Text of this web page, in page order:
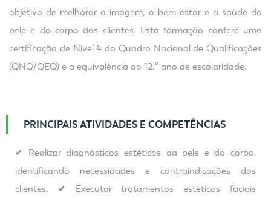
objetivo de melhorar a imagem, o bem-estar e a saúde da
pele e do corpo dos clientes. Esta formação confere uma
certificação de Nível 4 do Quadro Nacional de Qualificações
(QNQ/QEQ) e a equivalência ao 12.º ano de escolaridade.
PRINCIPAIS ATIVIDADES E COMPETÊNCIAS
✔ Realizar diagnósticos estéticos da pele e do corpo,
identificando necessidades e contraindicações dos
clientes. ✔ Executar tratamentos estéticos faciais